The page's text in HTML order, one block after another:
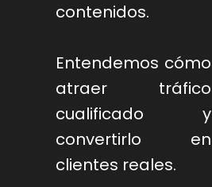
contenidos.
Entendemos cómo
atraer tráfico
cualificado y
convertirlo en
clientes reales.